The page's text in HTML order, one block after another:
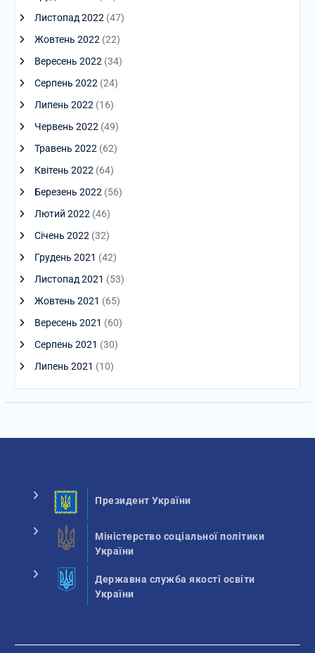
Листопад 2022 (47)
Жовтень 2022 (22)
Вересень 2022 (34)
Серпень 2022 (24)
Липень 2022 (16)
Червень 2022 (49)
Травень 2022 (62)
Квітень 2022 (64)
Березень 2022 (56)
Лютий 2022 (46)
Січень 2022 (32)
Грудень 2021 (42)
Листопад 2021 (53)
Жовтень 2021 (65)
Вересень 2021 (60)
Серпень 2021 (30)
Липень 2021 (10)
Президент України
Міністерство соціальної політики
України
Державна служба якості освіти
України